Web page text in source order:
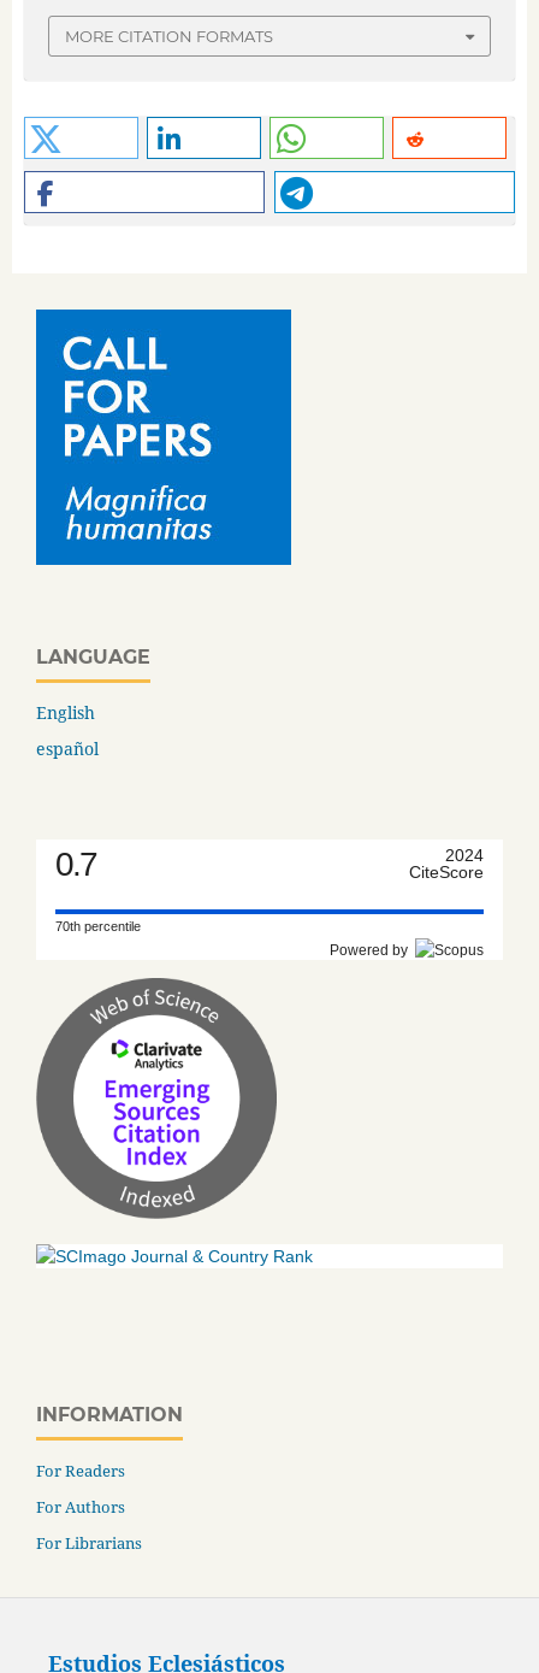
MORE CITATION FORMATS
LANGUAGE
English
español
0.7
2024
CiteScore
70th percentile
Powered by
INFORMATION
For Readers
For Authors
For Librarians
Estudios Eclesiásticos